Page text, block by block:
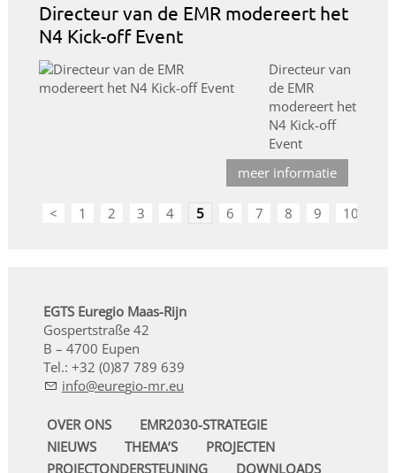
Directeur van de EMR modereert het
N4 Kick-off Event
Directeur van
de EMR
modereert het
N4 Kick-off
Event
meer informatie
< 1 2 3 4 5 6 7 8 9 10
EGTS Euregio Maas-Rijn
Gospertstraße 42
B – 4700 Eupen
Tel.: +32 (0)87 789 639
nf
r g -mr
OVER ONS
EMR2030-STRATEGIE
NIEUWS
THEMA’S
PROJECTEN
PROJECTONDERSTEUNING
DOWNLOADS